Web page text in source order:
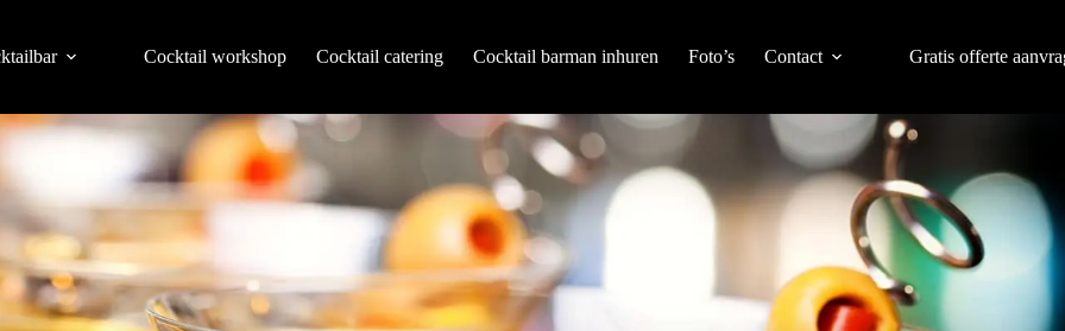
Cocktail workshop Cocktail catering Cocktail barman inhuren Foto’s Contact Gratis offerte